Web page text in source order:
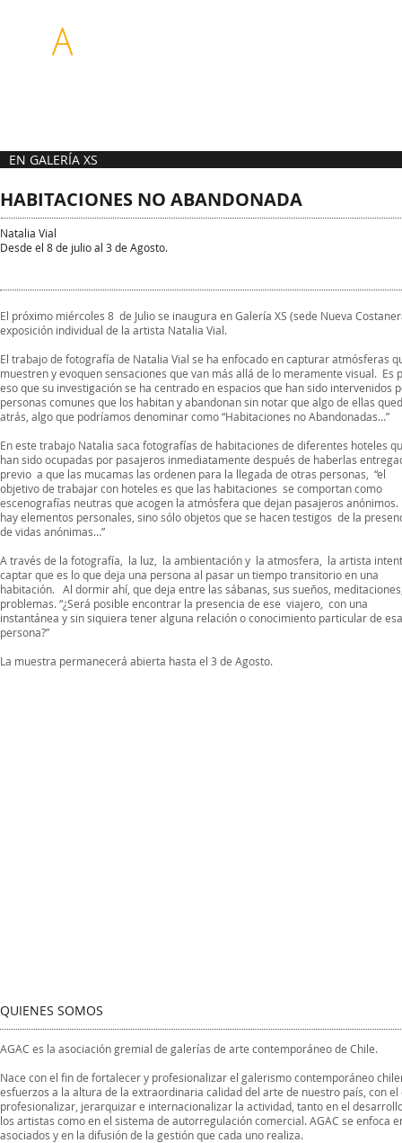
HABITACIONES NO ABANDONADA
El próximo miércoles 8 de Julio se inaugura en Galería XS (sede Nueva
exposición individual de la artista Natalia Vial.
El trabajo de fotografía de Natalia Vial se ha enfocado en capturar atmósferas
muestren y evoquen sensaciones que van más allá de lo meramente visual. Es
eso que su investigación se ha centrado en espacios que han sido intervenidos
personas comunes que los habitan y abandonan sin notar que algo de ellas
atrás, algo que podríamos denominar como “Habitaciones no Abandonadas…”
En este trabajo Natalia saca fotografías de habitaciones de diferentes hoteles
han sido ocupadas por pasajeros inmediatamente después de haberlas
previo a que las mucamas las ordenen para la llegada de otras personas, “el
objetivo de trabajar con hoteles es que las habitaciones se comportan como
escenografías neutras que acogen la atmósfera que dejan pasajeros anónimos.
hay elementos personales, sino sólo objetos que se hacen testigos de la
de vidas anónimas…”
A través de la fotografía, la luz, la ambientación y la atmosfera, la artista
captar que es lo que deja una persona al pasar un tiempo transitorio en una
habitación. Al dormir ahí, que deja entre las sábanas, sus sueños,
problemas. “¿Será posible encontrar la presencia de ese viajero, con una
instantánea y sin siquiera tener alguna relación o conocimiento particular de esa
persona?”
La muestra permanecerá abierta hasta el 3 de Agosto.
EN GALERÍA XS
Natalia Vial
Desde el 8 de julio al 3 de Agosto.
QUIENES SOMOS
AGAC es la asociación gremial de galerías de arte contemporáneo de Chile.
Nace con el fin de fortalecer y profesionalizar el galerismo contemporáneo
esfuerzos a la altura de la extraordinaria calidad del arte de nuestro país, con el
profesionalizar, jerarquizar e internacionalizar la actividad, tanto en el
los artistas como en el sistema de autorregulación comercial. AGAC se enfoca
asociados y en la difusión de la gestión que cada uno realiza.